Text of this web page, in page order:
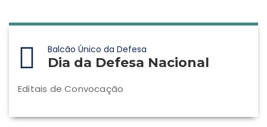
Balcão Único da Defesa
Dia da Defesa Nacional
Editais de Convocação